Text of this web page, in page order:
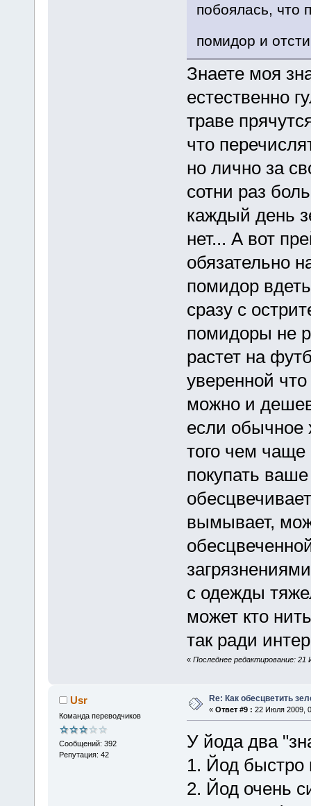
побоялась, что
помидор и
Знаете моя
естественно
траве
что
но лично за
сотни раз
каждый день
нет... А вот
обязательно
помидор
сразу с
помидоры не
растет на
уверенной
можно и
если обычное
того чем чаще
покупать
вымывает,
с одежды
может кто
так ради
« Последнее редактирование:
Usr
Команда переводчиков
Сообщений: 392
Репутация: 42
Re: Как обесцветить
« Ответ #9 : 22 Июля 2009,
У йода два
1. Йод быстро
2. Йод очень